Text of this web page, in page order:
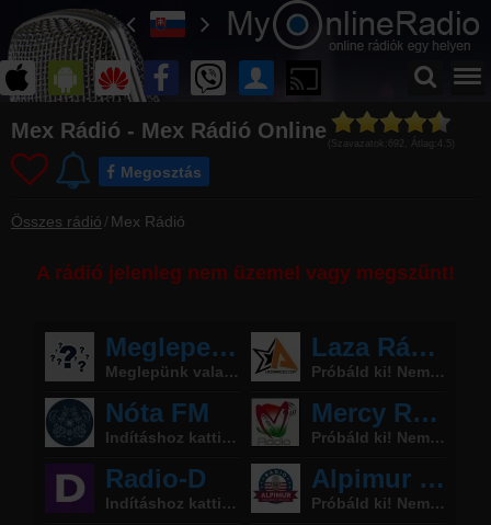
myonlineradio.hu
Bejelentkezés
Hozz létre saját fiókot!
Kapcsolat
Műsorújság
Mex Rádió műsorai
Hírek
Mex Rádió kapcsolatos hírek
Rádiós partnerek
Mex Rádió - Mex Rádió Online
(Szavazatok: 692 , Átlag: 4.5
Megosztás
Összes rádió Mex Rádió
A rádió jelenleg nem üzemel vagy megszűnt!